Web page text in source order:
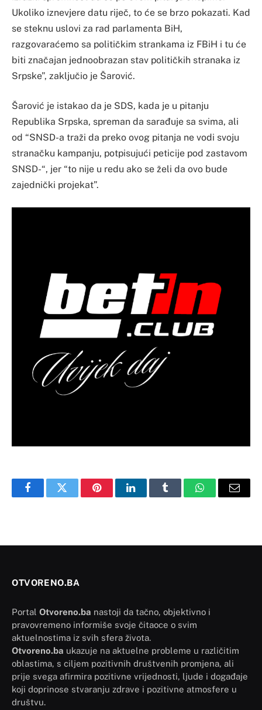
Ukoliko iznevjere datu riječ, to će se brzo pokazati. Kad
se steknu uslovi za rad parlamenta BiH,
razgovaraćemo sa političkim strankama iz FBiH i tu će
biti značajan jednoobrazan stav političkih stranaka iz
Srpske”, zaključio je Šarović.
Šarović je istakao da je SDS, kada je u pitanju
Republika Srpska, spreman da sarađuje sa svima, ali
od “SNSD-a traži da preko ovog pitanja ne vodi svoju
stranačku kampanju, potpisujući peticije pod zastavom
SNSD-“, jer “to nije u redu ako se želi da ovo bude
zajednički projekat”.
FacebookTwitter PinterestLinkedInTumblr WhatsAppEmail
OTVORENO.BA
Portal Otvoreno.ba nastoji da tačno, objektivno i
pravovremeno informiše svoje čitaoce o svim
aktuelnostima iz svih sfera života.
Otvoreno.ba ukazuje na aktuelne probleme u različitim
oblastima, s ciljem pozitivnih društvenih promjena, ali
prije svega afirmira pozitivne vrijednosti, ljude i događaje
koji doprinose stvaranju zdrave i pozitivne atmosfere u
društvu.